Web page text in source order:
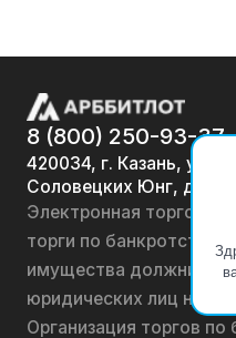
8 (800) 250-93-37
420034, г. Казань, ул.
Соловецких Юнг, д. 7
Электронная
торги по банкротству,
имущества должников
юридических лиц на
Организация торгов по